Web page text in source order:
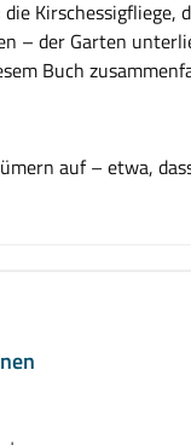
der Garten
Buch
auf – etwa,